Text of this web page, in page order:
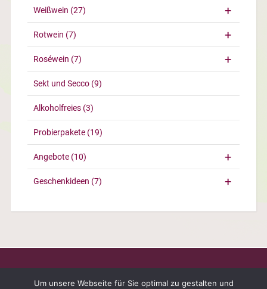
Weißwein (27)
Rotwein (7)
Roséwein (7)
Sekt und Secco (9)
Alkoholfreies (3)
Probierpakete (19)
Angebote (10)
Geschenkideen (7)
Um unsere Webseite für Sie optimal zu gestalten und